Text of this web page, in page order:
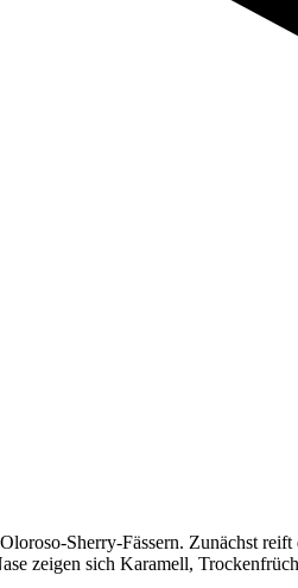
Sherry-Fässern. Zunächst
zeigen sich Karamell,